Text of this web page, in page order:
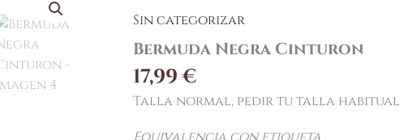
Sin categorizar
Bermuda Negra Cinturon
17,99€
Talla normal, pedir tu talla habitual
Cinturon